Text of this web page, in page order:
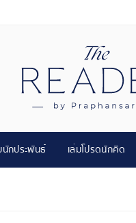
นักประพันธ์ เล่มโปรดนักคิด